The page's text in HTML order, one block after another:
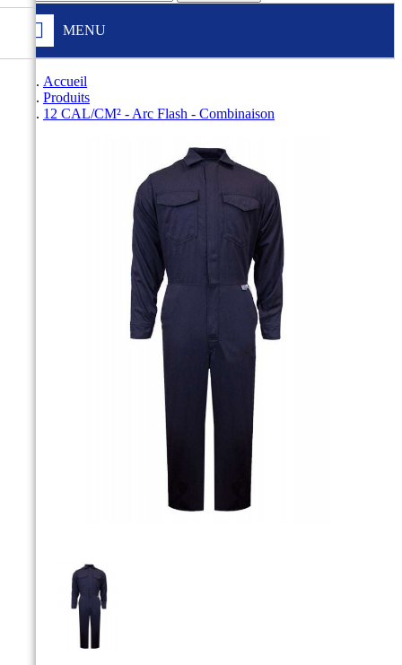
MENU
Accueil
Produits
12 CAL/CM² - Arc Flash - Combinaison